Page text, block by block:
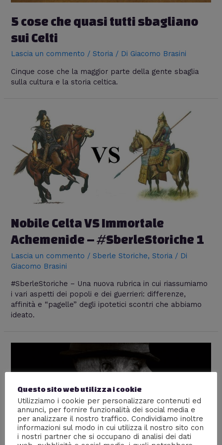
5 cose che quasi tutti sbagliano
sui Celti
Lascia un commento /Storia / Di Giacomo Brasini
Cinque cose che la maggior parte della gente sbaglia
sulla cultura e la storia celtica.
Nobile Celta VS Immortale
Achemenide – #SberleStoriche 1
Lascia un commento /Sberle Storiche,Storia / Di
Giacomo Brasini
#SberleStoriche – Una nuova rubrica in cui riassumiamo
i vari aspetti dei popoli e dei guerrieri: differenze,
affinità e “pagelle” degli ipotetici scontri che abbiamo
ideato.
Questo sito web utilizza i cookie
Utilizziamo i cookie per personalizzare contenuti ed
annunci, per fornire funzionalità dei social media e
per analizzare il nostro traffico. Condividiamo inoltre
informazioni sul modo in cui utilizza il nostro sito con
i nostri partner che si occupano di analisi dei dati